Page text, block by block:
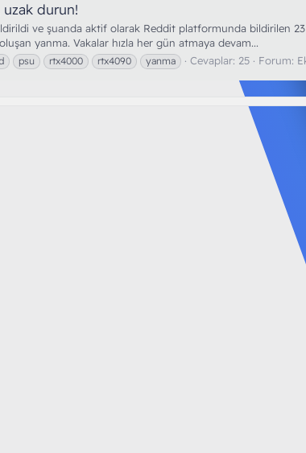
uzak durun!
ve şuanda aktif olarak Reddit platformunda bildirilen
yanma. Vakalar hızla her gün atmaya devam...
psu rtx4000 rtx4090 yanma Cevaplar: 25 Forum: